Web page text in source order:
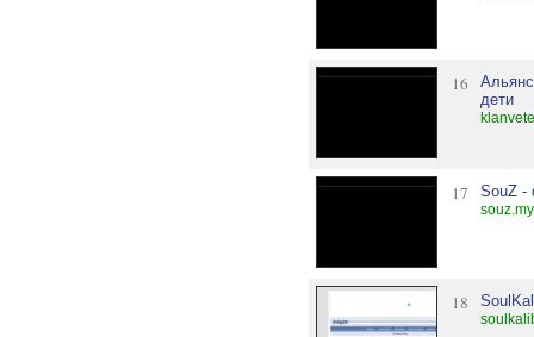
16
дети
17 SouZ -
18